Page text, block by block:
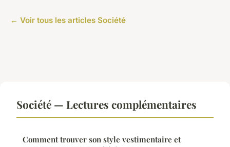
← Voir tous les articles Société
Société — Lectures complémentaires
Comment trouver son style vestimentaire et